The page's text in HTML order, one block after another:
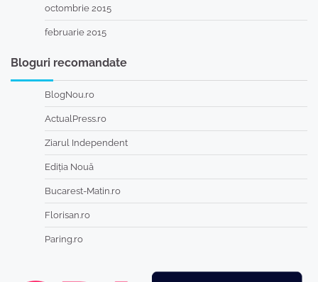
octombrie 2015
februarie 2015
Bloguri recomandate
BlogNou.ro
ActualPress.ro
Ziarul Independent
Ediția Nouă
Bucarest-Matin.ro
Florisan.ro
Paring.ro